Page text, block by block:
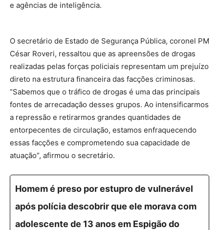
e agências de inteligência.
O secretário de Estado de Segurança Pública, coronel PM
César Roveri, ressaltou que as apreensões de drogas
realizadas pelas forças policiais representam um prejuízo
direto na estrutura financeira das facções criminosas.
“Sabemos que o tráfico de drogas é uma das principais
fontes de arrecadação desses grupos. Ao intensificarmos
a repressão e retirarmos grandes quantidades de
entorpecentes de circulação, estamos enfraquecendo
essas facções e comprometendo sua capacidade de
atuação”, afirmou o secretário.
Homem é preso por estupro de vulnerável
após polícia descobrir que ele morava com
adolescente de 13 anos em Espigão do